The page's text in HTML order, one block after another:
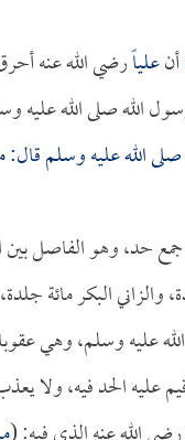
أنعلياًرضي الله عنه
الله صلى الله عليه
الله عليه وسلم قال:
حد، وهو الفاصل
والزاني البكر مائة
عليه وسلم، وهي
الحد فيه، ولا